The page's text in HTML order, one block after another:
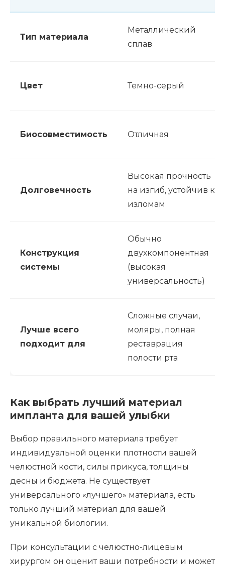
Тип материала
Металлический
сплав
Цвет Темно-серый
Биосовместимость Отличная
Долговечность
Высокая прочность
на изгиб, устойчив к
изломам
Конструкция
системы
Обычно
двухкомпонентная
(высокая
универсальность)
Лучше всего
подходит для
Сложные случаи,
моляры, полная
реставрация
полости рта
Как выбрать лучший материал
импланта для вашей улыбки
Выбор правильного материала требует
индивидуальной оценки плотности вашей
челюстной кости, силы прикуса, толщины
десны и бюджета. Не существует
универсального «лучшего» материала, есть
только лучший материал для вашей
уникальной биологии.
При консультации с челюстно-лицевым
хирургом он оценит ваши потребности и может